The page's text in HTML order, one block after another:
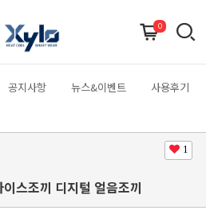
0
공지사항 뉴스&이벤트 사용후기
1
스조끼 디지털 얼음조끼